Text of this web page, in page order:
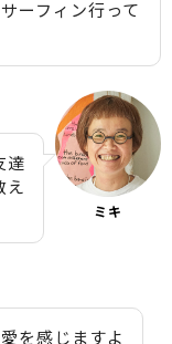
ーフィン行って
達
え
ミキ
を感じますよ